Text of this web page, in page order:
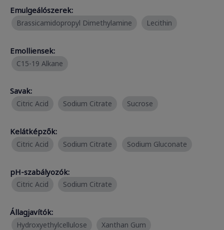
Emulgeálószerek:
Brassicamidopropyl Dimethylamine Lecithin
Emolliensek:
C15-19 Alkane
Savak:
Citric Acid Sodium Citrate Sucrose
Kelátképzők:
Citric Acid Sodium Citrate Sodium Gluconate
pH-szabályozók:
Citric Acid Sodium Citrate
Állagjavítók:
Hydroxyethylcellulose Xanthan Gum